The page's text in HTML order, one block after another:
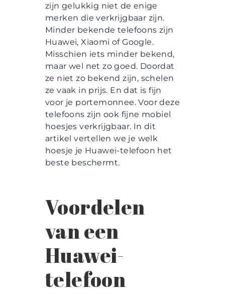
zijn gelukkig niet de enige
merken die verkrijgbaar zijn.
Minder bekende telefoons zijn
Huawei, Xiaomi of Google.
Misschien iets minder bekend,
maar wel net zo goed. Doordat
ze niet zo bekend zijn, schelen
ze vaak in prijs. En dat is fijn
voor je portemonnee. Voor deze
telefoons zijn ook fijne mobiel
hoesjes verkrijgbaar. In dit
artikel vertellen we je welk
hoesje je Huawei-telefoon het
beste beschermt.
Voordelen
van een
Huawei-
telefoon